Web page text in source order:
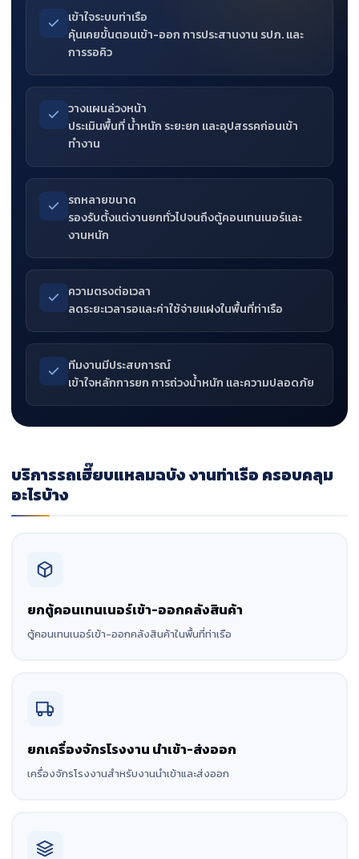
เข้าใจระบบท่าเรือ
คุ้นเคยขั้นตอนเข้า-ออก การประสานงาน รปภ. และ
การรอคิว
วางแผนล่วงหน้า
ประเมินพื้นที่ น้ำหนัก ระยะยก และอุปสรรคก่อนเข้า
ทำงาน
รถหลายขนาด
รองรับตั้งแต่งานยกทั่วไปจนถึงตู้คอนเทนเนอร์และ
งานหนัก
ความตรงต่อเวลา
ลดระยะเวลารอและค่าใช้จ่ายแฝงในพื้นที่ท่าเรือ
ทีมงานมีประสบการณ์
เข้าใจหลักการยก การถ่วงน้ำหนัก และความปลอดภัย
บริการรถเฮี๊ยบแหลมฉบัง งานท่าเรือ ครอบคลุม
อะไรบ้าง
ยกตู้คอนเทนเนอร์เข้า-ออกคลังสินค้า
ตู้คอนเทนเนอร์เข้า-ออกคลังสินค้าในพื้นที่ท่าเรือ
ยกเครื่องจักรโรงงาน นำเข้า-ส่งออก
เครื่องจักรโรงงานสำหรับงานนำเข้าและส่งออก